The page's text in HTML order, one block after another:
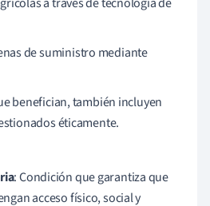
de suministro mediante
benefician, también incluyen
éticamente.
: Condición que garantiza que
acceso físico, social y